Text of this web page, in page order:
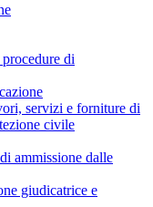
di
servizi e forniture di
civile
ammissione dalle
giudicatrice e